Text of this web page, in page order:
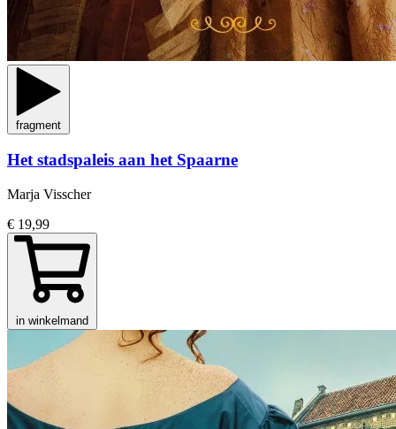
fragment
Het stadspaleis aan het Spaarne
Marja Visscher
€ 19,99
in winkelmand